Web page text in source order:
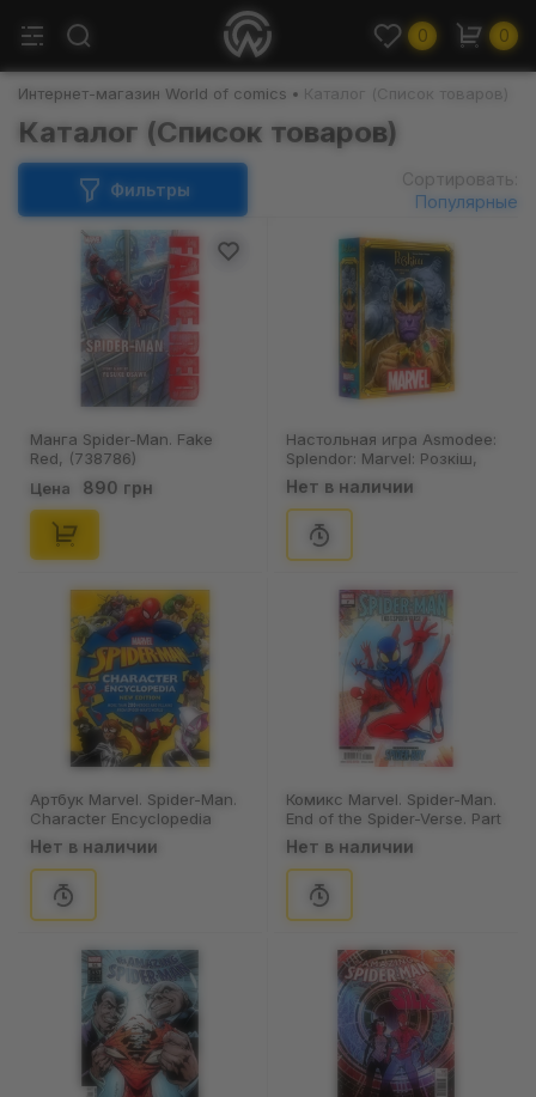
0 0
Интернет-магазин World of comics Каталог (Список товаров)
Каталог (Список товаров)
Фильтры
Сортировать:
Популярные
Манга Spider-Man. Fake
Red, (738786)
Цена 890 грн
Настольная игра Asmodee:
Splendor: Marvel: Розкіш,
(90632)
Нет в наличии
Артбук Marvel. Spider-Man.
Character Encyclopedia
(New Edition), (574027)
Нет в наличии
Комикс Marvel. Spider-Man.
End of the Spider-Verse. Part
7. Spider-Genesis. Volume 4.
#7 (Vecchio's Cover),
(203277)
Нет в наличии